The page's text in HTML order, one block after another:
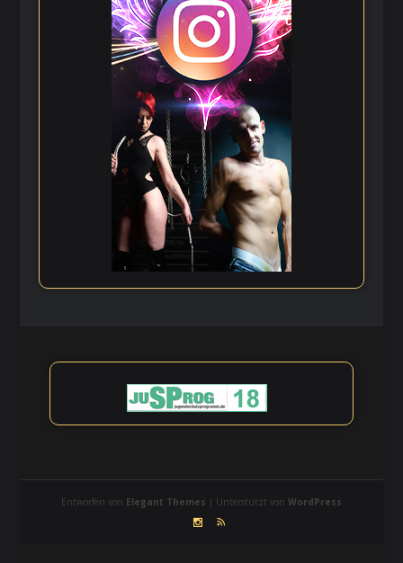
Entworfen von Elegant Themes | Unterstützt von WordPress